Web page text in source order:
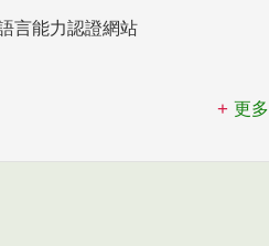
言能力認證網站
更多